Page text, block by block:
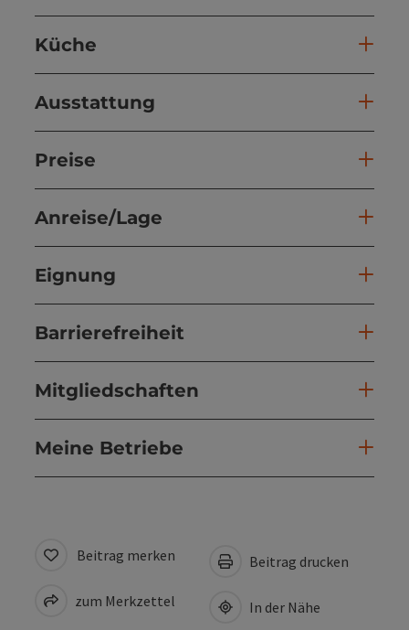
Küche
Ausstattung
Preise
Anreise/Lage
Eignung
Barrierefreiheit
Mitgliedschaften
Meine Betriebe
Beitrag merken
zum Merkzettel
Beitrag drucken
In der Nähe